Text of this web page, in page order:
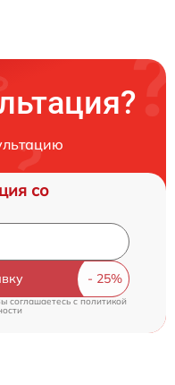
со
соглашаетесь c политикой